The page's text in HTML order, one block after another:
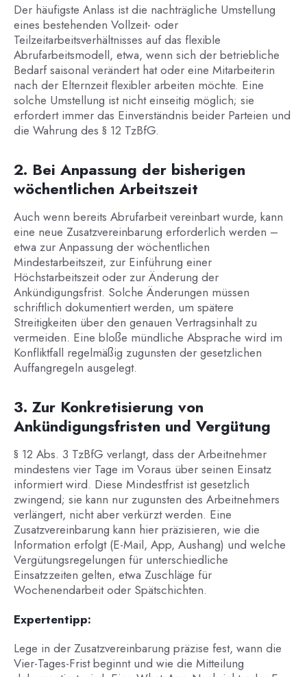
Der häufigste Anlass ist die nachträgliche Umstellung
eines bestehenden Vollzeit- oder
Teilzeitarbeitsverhältnisses auf das flexible
Abrufarbeitsmodell, etwa, wenn sich der betriebliche
Bedarf saisonal verändert hat oder eine Mitarbeiterin
nach der Elternzeit flexibler arbeiten möchte. Eine
solche Umstellung ist nicht einseitig möglich; sie
erfordert immer das Einverständnis beider Parteien und
die Wahrung des § 12 TzBfG.
2. Bei Anpassung der bisherigen
wöchentlichen Arbeitszeit
Auch wenn bereits Abrufarbeit vereinbart wurde, kann
eine neue Zusatzvereinbarung erforderlich werden –
etwa zur Anpassung der wöchentlichen
Mindestarbeitszeit, zur Einführung einer
Höchstarbeitszeit oder zur Änderung der
Ankündigungsfrist. Solche Änderungen müssen
schriftlich dokumentiert werden, um spätere
Streitigkeiten über den genauen Vertragsinhalt zu
vermeiden. Eine bloße mündliche Absprache wird im
Konfliktfall regelmäßig zugunsten der gesetzlichen
Auffangregeln ausgelegt.
3. Zur Konkretisierung von
Ankündigungsfristen und Vergütung
§ 12 Abs. 3 TzBfG verlangt, dass der Arbeitnehmer
mindestens vier Tage im Voraus über seinen Einsatz
informiert wird. Diese Mindestfrist ist gesetzlich
zwingend; sie kann nur zugunsten des Arbeitnehmers
verlängert, nicht aber verkürzt werden. Eine
Zusatzvereinbarung kann hier präzisieren, wie die
Information erfolgt (E-Mail, App, Aushang) und welche
Vergütungsregelungen für unterschiedliche
Einsatzzeiten gelten, etwa Zuschläge für
Wochenendarbeit oder Spätschichten.
Expertentipp:
Lege in der Zusatzvereinbarung präzise fest, wann die
Vier-Tages-Frist beginnt und wie die Mitteilung